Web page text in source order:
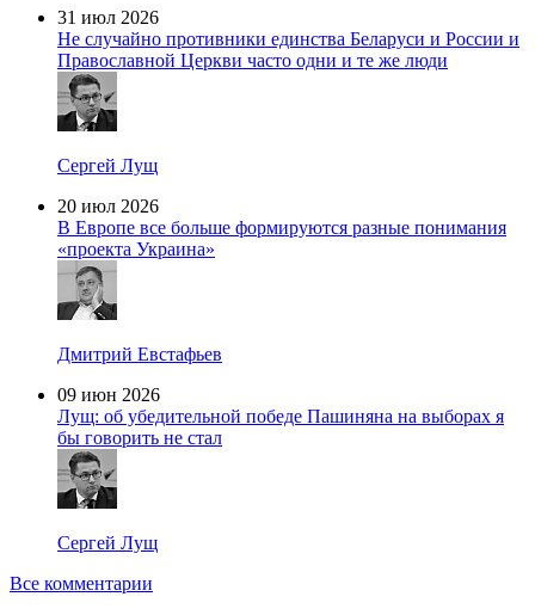
31 июл 2026
Не случайно противники единства Беларуси и России и
Православной Церкви часто одни и те же люди
Сергей Лущ
20 июл 2026
В Европе все больше формируются разные понимания
«проекта Украина»
Дмитрий Евстафьев
09 июн 2026
Лущ: об убедительной победе Пашиняна на выборах я
бы говорить не стал
Сергей Лущ
Все комментарии